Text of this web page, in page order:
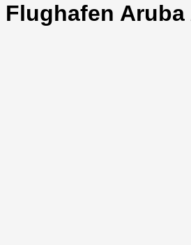
Flughafen